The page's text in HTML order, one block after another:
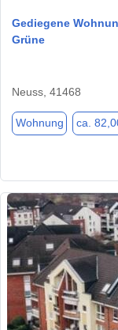
Gediegene
Grüne
Neuss, 41468
Wohnung ca.